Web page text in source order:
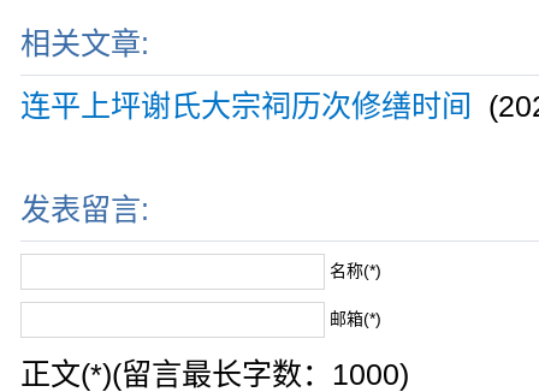
相关文章:
连平上坪谢氏大宗祠历次修缮时间
发表留言:
名称(*)
邮箱(*)
正文(*)(留言最长字数：1000)